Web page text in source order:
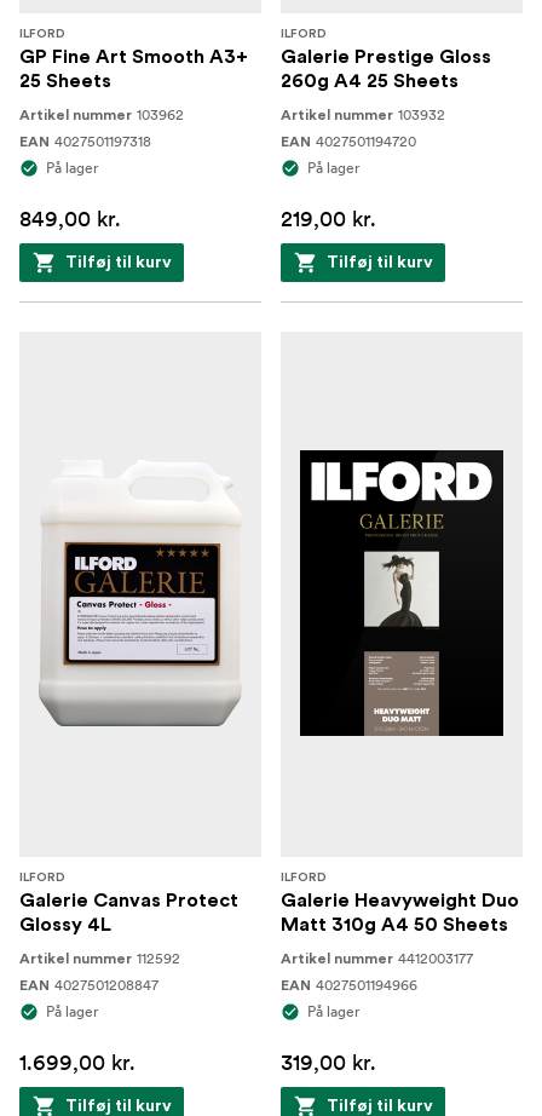
ILFORD
GP Fine Art Smooth A3+
25 Sheets
Artikel nummer 103962
EAN 4027501197318
På lager
849,00 kr.
Tilføj til kurv
ILFORD
Galerie Prestige Gloss
260g A4 25 Sheets
Artikel nummer 103932
EAN 4027501194720
På lager
219,00 kr.
Tilføj til kurv
ILFORD
Galerie Canvas Protect
Glossy 4L
Artikel nummer 112592
EAN 4027501208847
På lager
1.699,00 kr.
Tilføj til kurv
ILFORD
Galerie Heavyweight Duo
Matt 310g A4 50 Sheets
Artikel nummer 4412003177
EAN 4027501194966
På lager
319,00 kr.
Tilføj til kurv